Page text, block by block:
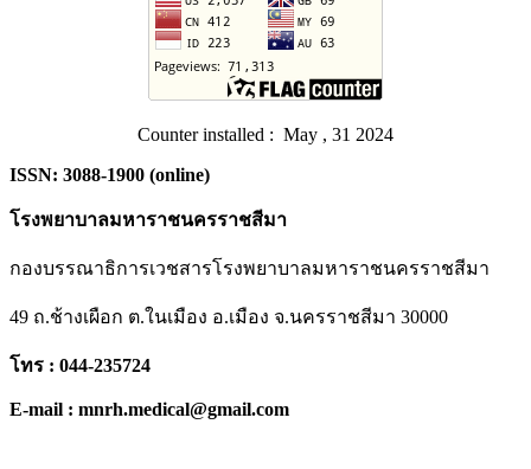
Counter installed : May , 31 2024
ISSN: 3088-1900 (online)
โรงพยาบาลมหาราชนครราชสีมา
กองบรรณาธิการเวชสารโรงพยาบาลมหาราชนครราชสีมา
49 ถ.ช้างเผือก ต.ในเมือง อ.เมือง จ.นครราชสีมา 30000
โทร : 044-235724
E-mail : mnrh.medical@gmail.com